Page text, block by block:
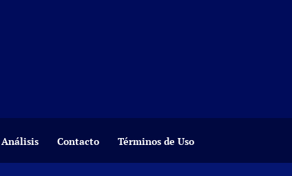
Análisis Contacto Términos de Uso